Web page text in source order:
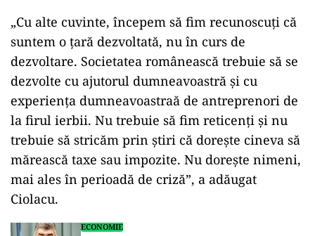
„Cu alte cuvinte, începem să fim recunoscuţi că
suntem o ţară dezvoltată, nu în curs de
dezvoltare. Societatea românească trebuie să se
dezvolte cu ajutorul dumneavoastră şi cu
experienţa dumneavoastraă de antreprenori de
la firul ierbii. Nu trebuie să fim reticenţi şi nu
trebuie să stricăm prin ştiri că doreşte cineva să
mărească taxe sau impozite. Nu doreşte nimeni,
mai ales în perioadă de criză”, a adăugat
Ciolacu.
ECONOMIE